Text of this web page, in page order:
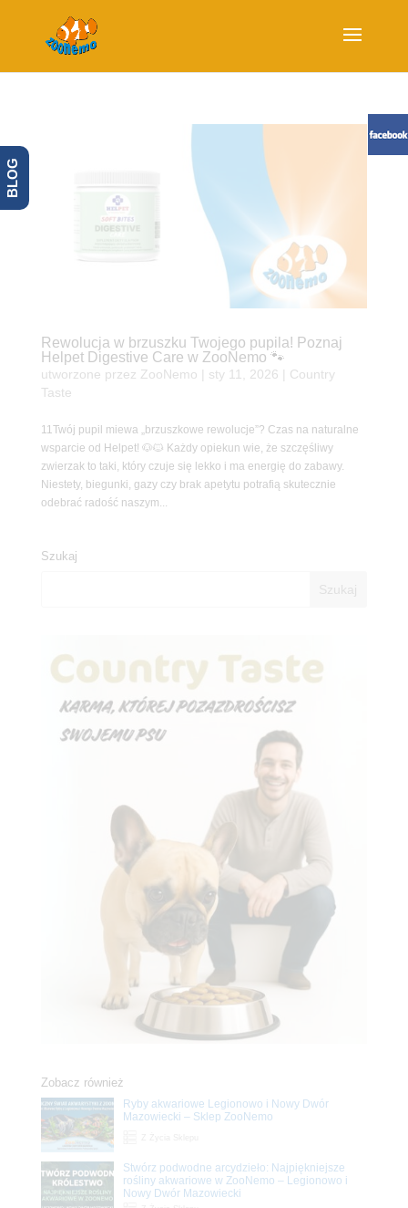
Rewolucja w brzuszku Twojego pupila! Poznaj
Helpet Digestive Care w ZooNemo 🐾
utworzone przez ZooNemo sty 11, 2026
Country
Taste
11Twój pupil miewa „brzuszkowe rewolucje”? Czas na naturalne
wsparcie od Helpet! 🐶🐱 Każdy opiekun wie, że szczęśliwy
zwierzak to taki, który czuje się lekko i ma energię do zabawy.
Niestety, biegunki, gazy czy brak apetytu potrafią skutecznie
odebrać radość naszym...
Szukaj
Zobacz również
Ryby akwariowe Legionowo i Nowy Dwór
Mazowiecki – Sklep ZooNemo
Stwórz podwodne arcydzieło: Najpiękniejsze
rośliny akwariowe w ZooNemo – Legionowo i
Nowy Dwór Mazowiecki
BLOG